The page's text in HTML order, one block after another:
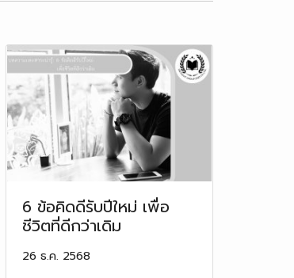
6 ข้อคิดดีรับปีใหม่ เพื่อ
ชีวิตที่ดีกว่าเดิม
26 ธ.ค. 2568